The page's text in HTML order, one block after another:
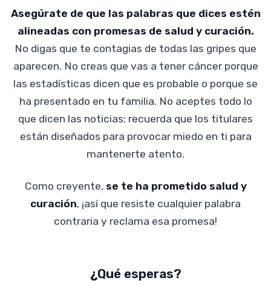
Asegúrate de que las palabras que dices estén
alineadas con promesas de salud y curación.
No digas que te contagias de todas las gripes que
aparecen. No creas que vas a tener cáncer porque
las estadísticas dicen que es probable o porque se
ha presentado en tu familia. No aceptes todo lo
que dicen las noticias; recuerda que los titulares
están diseñados para provocar miedo en ti para
mantenerte atento.
Como creyente, se te ha prometido salud y
curación, ¡así que resiste cualquier palabra
contraria y reclama esa promesa!
¿Qué esperas?